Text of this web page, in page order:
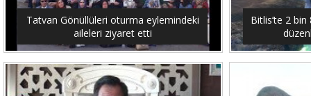
Tatvan Gönüllüleri oturma eylemindeki
aileleri ziyaret etti
Bitlis’te 2